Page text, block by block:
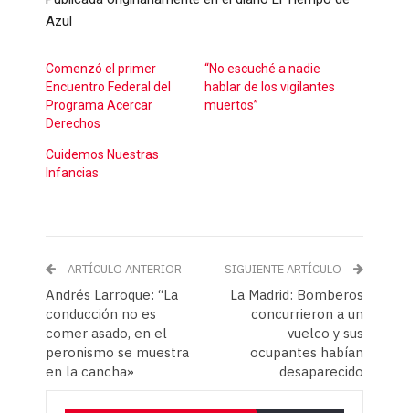
Azul
Comenzó el primer
Encuentro Federal del
Programa Acercar
Derechos
“No escuché a nadie
hablar de los vigilantes
muertos”
Cuidemos Nuestras
Infancias
ARTÍCULO ANTERIOR
Andrés Larroque: “La
conducción no es
comer asado, en el
peronismo se muestra
en la cancha»
SIGUIENTE ARTÍCULO
La Madrid: Bomberos
concurrieron a un
vuelco y sus
ocupantes habían
desaparecido